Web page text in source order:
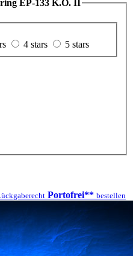
EP-133 K.O. II
4 stars
5 stars
Portofrei** bestellen